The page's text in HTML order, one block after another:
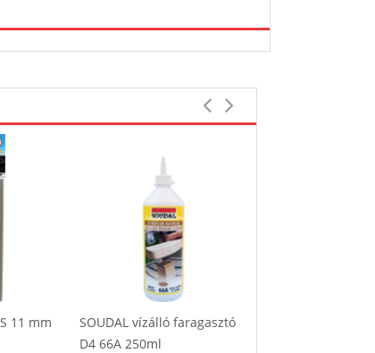
11 mm
SOUDAL vízálló faragasztó
D4 66A 250ml